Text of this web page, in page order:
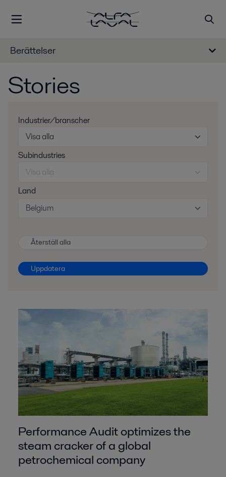
Berättelser
Stories
Industrier/branscher
Visa alla
Subindustries
Visa alla
Land
Belgium
Återställ alla
Uppdatera
Performance Audit optimizes the
steam cracker of a global
petrochemical company